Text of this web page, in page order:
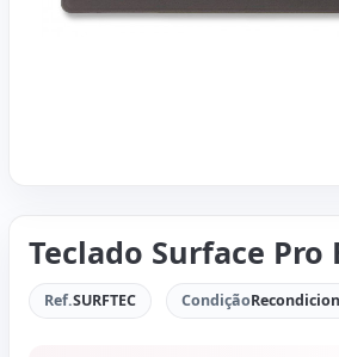
Teclado Surface Pro
Ref.SURFTEC Condição